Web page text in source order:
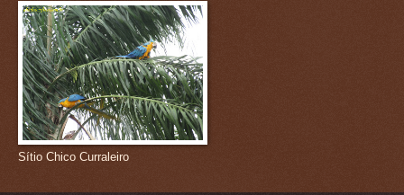
Sítio Chico Curraleiro